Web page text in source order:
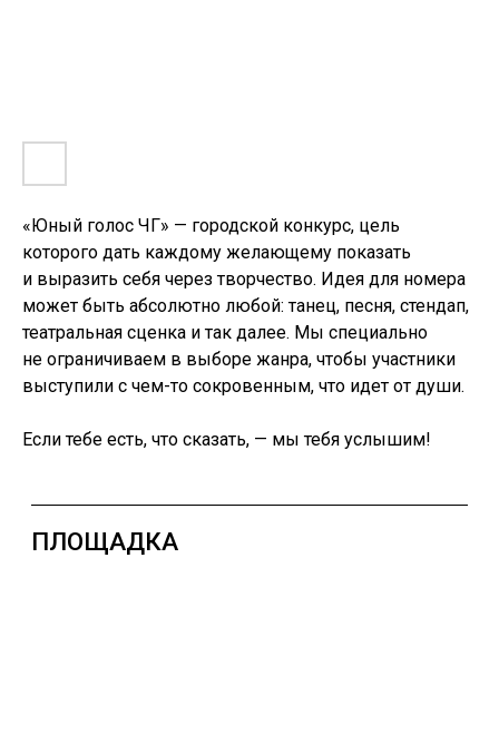
«Юный голос ЧГ» — городской конкурс, цель
которого дать каждому желающему показать
и выразить себя через творчество. Идея для номера
может быть абсолютно любой: танец, песня, стендап,
театральная сценка и так далее. Мы специально
не ограничиваем в выборе жанра, чтобы участники
выступили с чем-то сокровенным, что идет от души.
Если тебе есть, что сказать, — мы тебя услышим!